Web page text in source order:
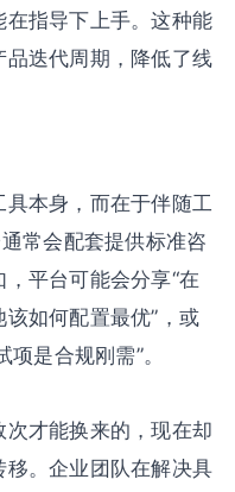
在指导下上手。这种能
迭代周期，降低了线
本身，而在于伴随工
常会配套提供标准咨
平台可能会分享“在
如何配置最优”，或
是合规刚需”。
才能换来的，现在却
。企业团队在解决具